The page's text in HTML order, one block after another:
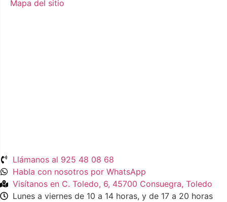
Mapa del sitio
Llámanos al 925 48 08 68
Habla con nosotros por WhatsApp
Visítanos en C. Toledo, 6, 45700 Consuegra, Toledo
Lunes a viernes de 10 a 14 horas, y de 17 a 20 horas